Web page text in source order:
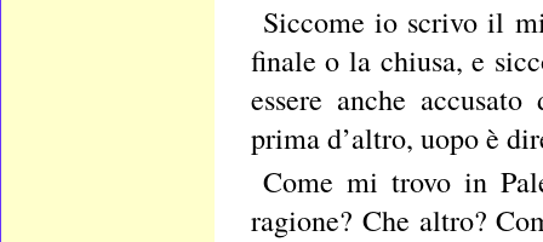
Siccome io scrivo il
finale o la chiusa, e
essere anche
prima d’altro, uopo è
Come mi trovo in
ragione? Che altro?